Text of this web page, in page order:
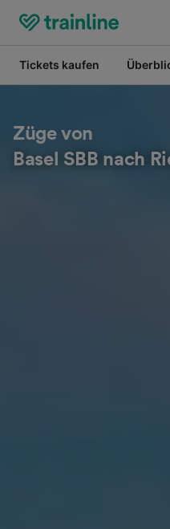
Tickets kaufen
Züge von
Basel SBB nach